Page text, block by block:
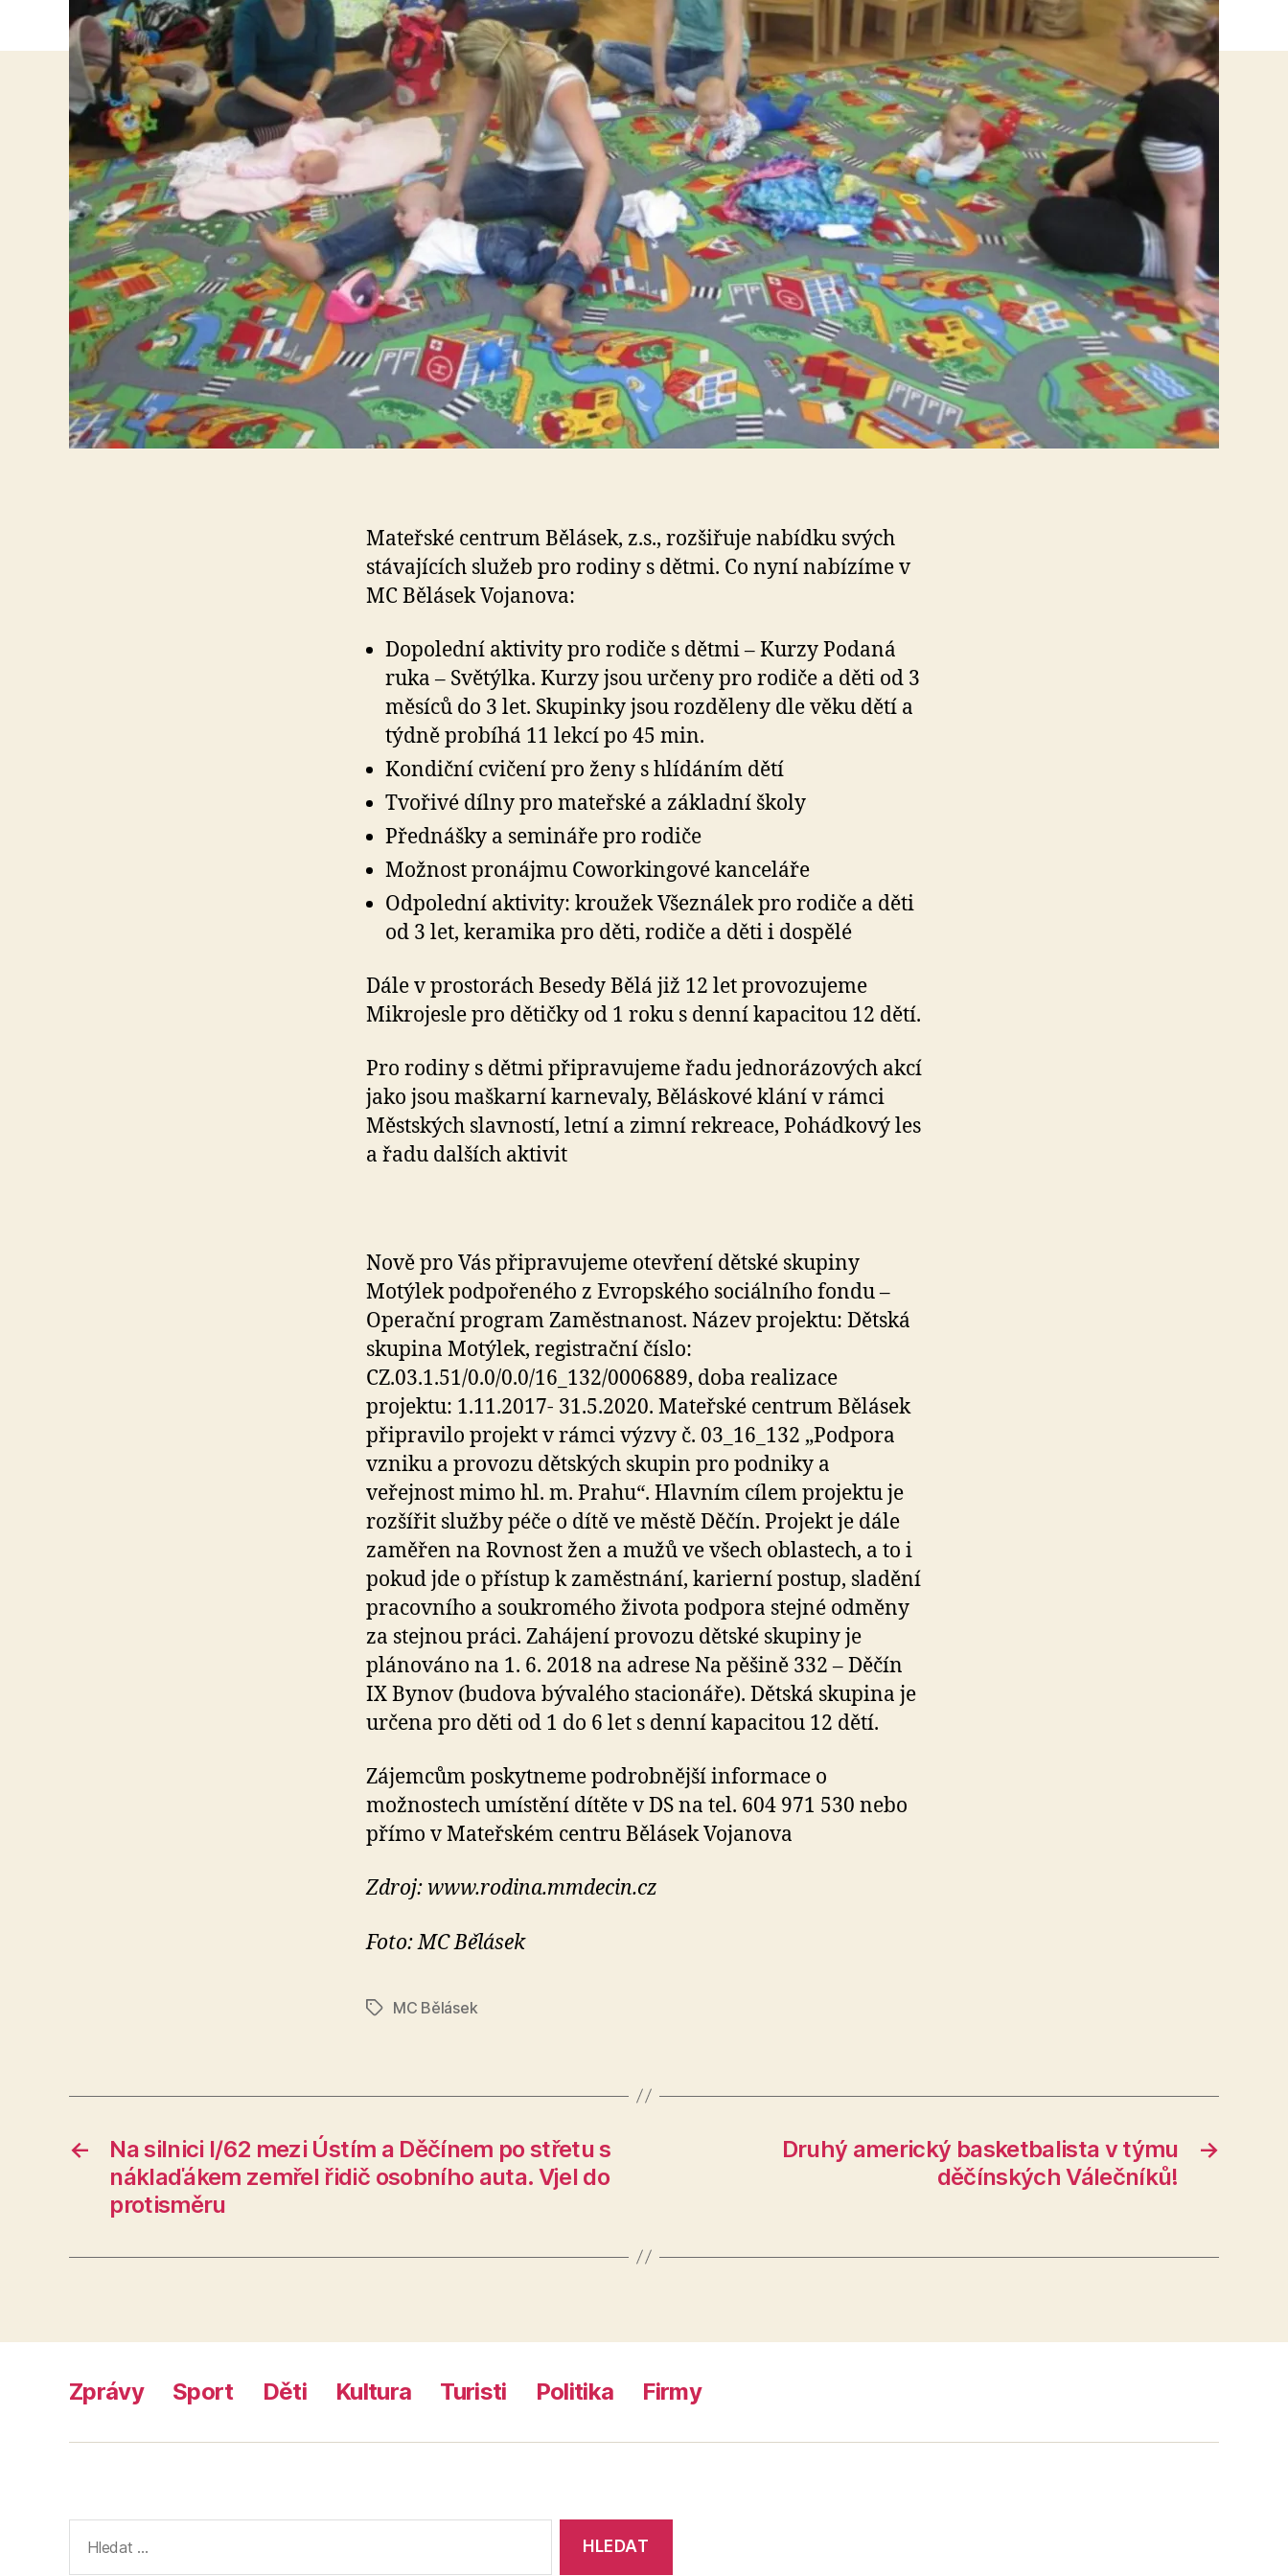
Mateřské centrum Bělásek, z.s., rozšiřuje nabídku svých
stávajících služeb pro rodiny s dětmi. Co nyní nabízíme v
MC Bělásek Vojanova:
Dopolední aktivity pro rodiče s dětmi – Kurzy Podaná
ruka – Světýlka. Kurzy jsou určeny pro rodiče a děti od 3
měsíců do 3 let. Skupinky jsou rozděleny dle věku dětí a
týdně probíhá 11 lekcí po 45 min.
Kondiční cvičení pro ženy s hlídáním dětí
Tvořivé dílny pro mateřské a základní školy
Přednášky a semináře pro rodiče
Možnost pronájmu Coworkingové kanceláře
Odpolední aktivity: kroužek Všeználek pro rodiče a děti
od 3 let, keramika pro děti, rodiče a děti i dospělé
Dále v prostorách Besedy Bělá již 12 let provozujeme
Mikrojesle pro dětičky od 1 roku s denní kapacitou 12 dětí.
Pro rodiny s dětmi připravujeme řadu jednorázových akcí
jako jsou maškarní karnevaly, Běláskové klání v rámci
Městských slavností, letní a zimní rekreace, Pohádkový les
a řadu dalších aktivit
Nově pro Vás připravujeme otevření dětské skupiny
Motýlek podpořeného z Evropského sociálního fondu –
Operační program Zaměstnanost. Název projektu: Dětská
skupina Motýlek, registrační číslo:
CZ.03.1.51/0.0/0.0/16_132/0006889, doba realizace
projektu: 1.11.2017- 31.5.2020. Mateřské centrum Bělásek
připravilo projekt v rámci výzvy č. 03_16_132 „Podpora
vzniku a provozu dětských skupin pro podniky a
veřejnost mimo hl. m. Prahu“. Hlavním cílem projektu je
rozšířit služby péče o dítě ve městě Děčín. Projekt je dále
zaměřen na Rovnost žen a mužů ve všech oblastech, a to i
pokud jde o přístup k zaměstnání, karierní postup, sladění
pracovního a soukromého života podpora stejné odměny
za stejnou práci. Zahájení provozu dětské skupiny je
plánováno na 1. 6. 2018 na adrese Na pěšině 332 – Děčín
IX Bynov (budova bývalého stacionáře). Dětská skupina je
určena pro děti od 1 do 6 let s denní kapacitou 12 dětí.
Zájemcům poskytneme podrobnější informace o
možnostech umístění dítěte v DS na tel. 604 971 530 nebo
přímo v Mateřském centru Bělásek Vojanova
Zdroj: www.rodina.mmdecin.cz
Foto: MC Bělásek
ŠtítkyMC Bělásek
←
Na silnici I/62 mezi Ústím a Děčínem po střetu s
náklaďákem zemřel řidič osobního auta. Vjel do
protisměru
→
Druhý americký basketbalista v týmu
děčínských Válečníků!
Zprávy Sport Děti Kultura Turisti Politika Firmy
vyhledávání: